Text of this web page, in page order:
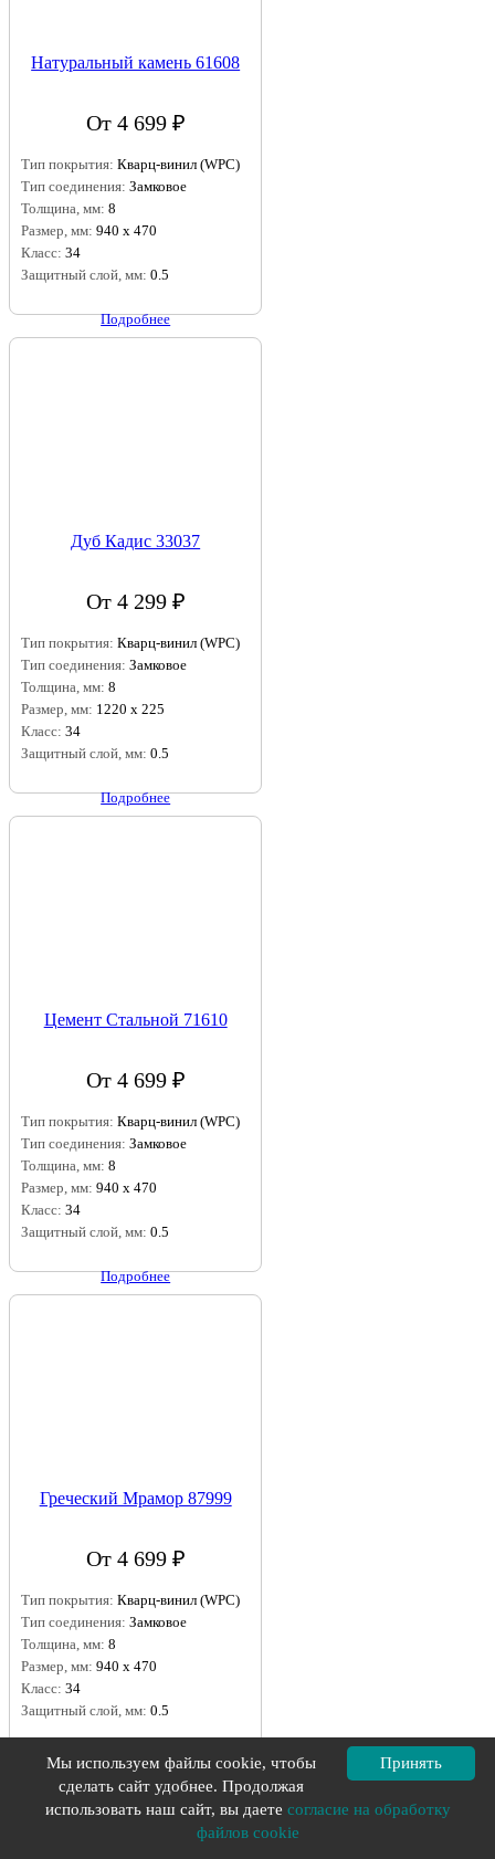
Натуральный камень 61608
От 4 699 ₽
Тип покрытия: Кварц-винил (WPC)
Тип соединения: Замковое
Толщина, мм: 8
Размер, мм: 940 х 470
Класс: 34
Защитный слой, мм: 0.5
Подробнее
Дуб Кадис 33037
От 4 299 ₽
Тип покрытия: Кварц-винил (WPC)
Тип соединения: Замковое
Толщина, мм: 8
Размер, мм: 1220 х 225
Класс: 34
Защитный слой, мм: 0.5
Подробнее
Цемент Стальной 71610
От 4 699 ₽
Тип покрытия: Кварц-винил (WPC)
Тип соединения: Замковое
Толщина, мм: 8
Размер, мм: 940 х 470
Класс: 34
Защитный слой, мм: 0.5
Подробнее
Греческий Мрамор 87999
От 4 699 ₽
Тип покрытия: Кварц-винил (WPC)
Тип соединения: Замковое
Толщина, мм: 8
Размер, мм: 940 х 470
Класс: 34
Защитный слой, мм: 0.5
Подробнее Принять
Мы используем файлы cookie, чтобы
сделать сайт удобнее. Продолжая
использовать наш сайт, вы даете согласие на обработку
файлов cookie